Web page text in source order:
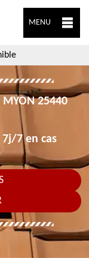
MENU
MYON 25440
7 en cas